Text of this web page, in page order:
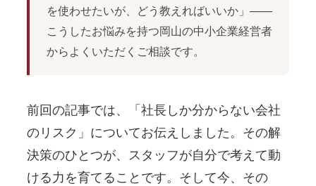
を使わせたいが、どう教えればいいか」——
こうしたお悩みを持つ岡山の中小企業経営者
からよくいただくご相談です。
前回の記事では、「社長しか分からない会社
のリスク」についてお伝えしました。その解
決策のひとつが、スタッフが自分で考えて動
ける力を育てることです。そして今、その